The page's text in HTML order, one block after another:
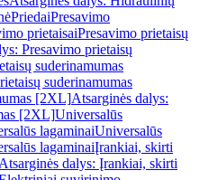
PriedaiPresavimo
prietaisaiPresavimo prietaisų
Presavimo prietaisų
suderinamumas
suderinamumas
[2XL]Atsarginės dalys:
[2XL]Universalūs
lagaminaiUniversalūs
lagaminaiĮrankiai, skirti
Atsarginės dalys: Įrankiai, skirti